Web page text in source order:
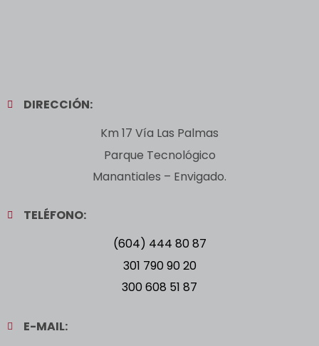
DIRECCIÓN:
Km 17 Vía Las Palmas
Parque Tecnológico
Manantiales – Envigado.
TELÉFONO:
(604) 444 80 87
301 790 90 20
300 608 51 87
E-MAIL: